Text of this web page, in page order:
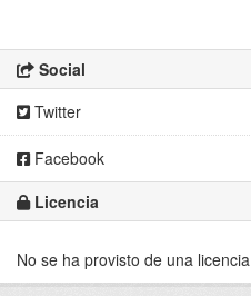
Social
Twitter
Facebook
Licencia
No se ha provisto de una licencia